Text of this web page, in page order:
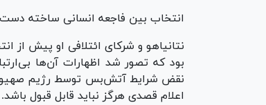
انتخاب بین فاجعه انسانی ساخته دست
نتانیاهو و شرکای ائتلافی او پیش از
بود که تصور شد اظهارات آن‌ها
نقض شرایط آتش‌بس توسط رژیم
اعلام قصدی هرگز نباید قابل قبول باشد.